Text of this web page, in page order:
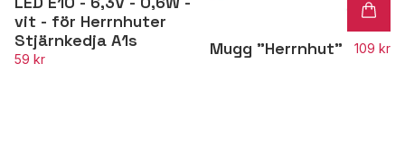
vit - för Herrnhuter
Stjärnkedja A1s
59 kr
Mugg "Herrnhut" 109 kr